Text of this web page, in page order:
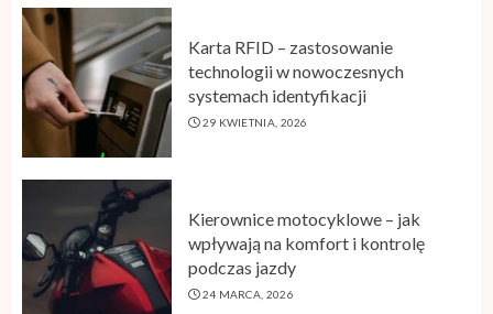
Karta RFID – zastosowanie
technologii w nowoczesnych
systemach identyfikacji
29 KWIETNIA, 2026
Kierownice motocyklowe – jak
wpływają na komfort i kontrolę
podczas jazdy
24 MARCA, 2026